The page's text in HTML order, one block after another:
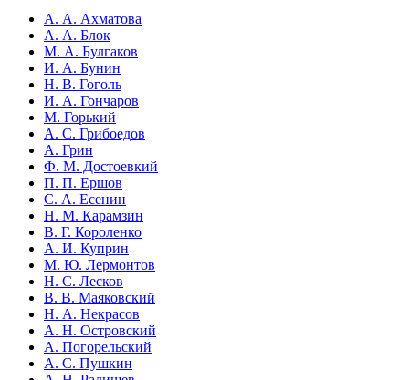
А. А. Ахматова
А. А. Блок
М. А. Булгаков
И. А. Бунин
Н. В. Гоголь
И. А. Гончаров
М. Горький
А. С. Грибоедов
А. Грин
Ф. М. Достоевкий
П. П. Ершов
С. А. Есенин
Н. М. Карамзин
В. Г. Короленко
А. И. Куприн
М. Ю. Лермонтов
Н. С. Лесков
В. В. Маяковский
Н. А. Некрасов
А. Н. Островский
А. Погорельский
А. С. Пушкин